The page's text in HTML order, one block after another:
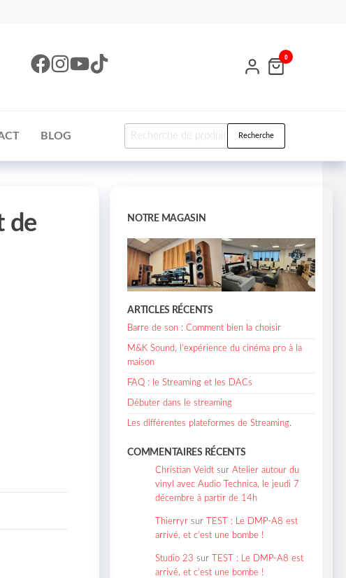
0
BLOG Recherche
de
NOTRE MAGASIN
ARTICLES RÉCENTS
Barre de son : Comment bien la choisir
M&K Sound, l’expérience du cinéma pro à la
maison
FAQ : le Streaming et les DACs
Débuter dans le streaming
Les différentes plateformes de Streaming.
COMMENTAIRES RÉCENTS
Christian Veidt surAtelier autour du
vinyl avec Audio Technica, le jeudi 7
décembre à partir de 14h
Thierryr sur
TEST : Le DMP-A8 est
arrivé, et c’est une bombe !
Studio 23 sur
TEST : Le DMP-A8 est
arrivé, et c’est une bombe !